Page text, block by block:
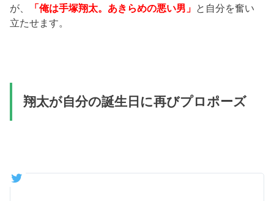
が、
「俺は手塚翔太。あきらめの悪い男」 と自分を奮い
立たせます。
翔太が自分の誕生日に再びプロポーズ